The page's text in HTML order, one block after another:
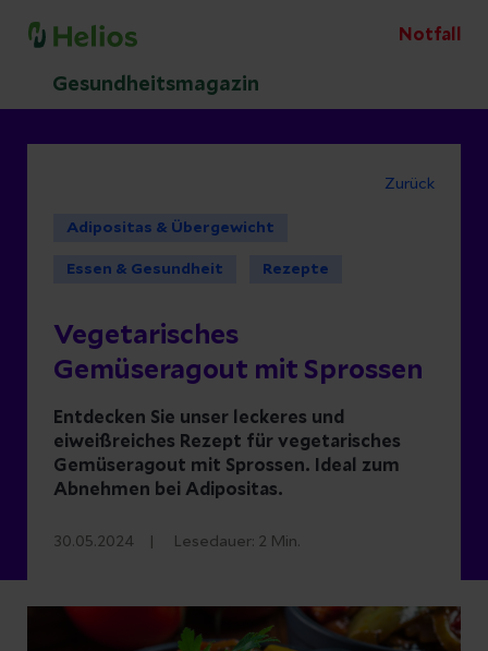
Notfall
Gesundheitsmagazin
Zurück
Adipositas & Übergewicht
Essen & Gesundheit Rezepte
Vegetarisches
Gemüseragout mit Sprossen
Entdecken Sie unser leckeres und
eiweißreiches Rezept für vegetarisches
Gemüseragout mit Sprossen. Ideal zum
Abnehmen bei Adipositas.
30.05.2024 Lesedauer: 2 Min.